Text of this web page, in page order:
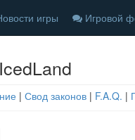
игры Игровой
| Свод законов | F.A.Q. |